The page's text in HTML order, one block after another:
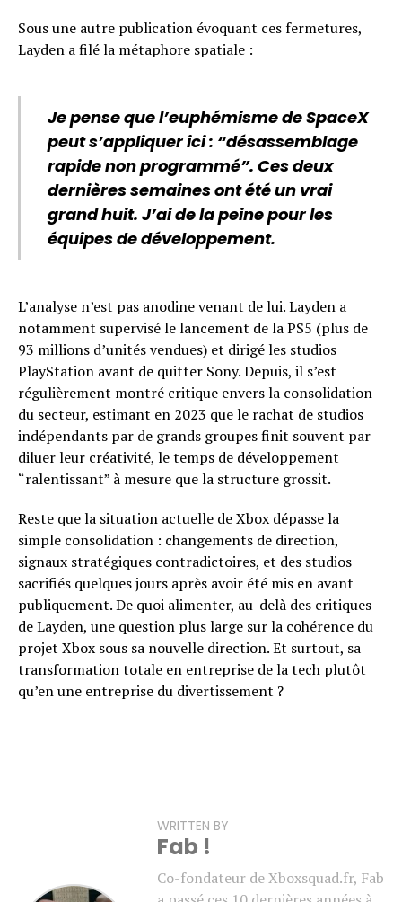
Sous une autre publication évoquant ces fermetures,
Layden a filé la métaphore spatiale :
Je pense que l’euphémisme de SpaceX
peut s’appliquer ici : “désassemblage
rapide non programmé”. Ces deux
dernières semaines ont été un vrai
grand huit. J’ai de la peine pour les
équipes de développement.
L’analyse n’est pas anodine venant de lui. Layden a
notamment supervisé le lancement de la PS5 (plus de
93 millions d’unités vendues) et dirigé les studios
PlayStation avant de quitter Sony. Depuis, il s’est
régulièrement montré critique envers la consolidation
du secteur, estimant en 2023 que le rachat de studios
indépendants par de grands groupes finit souvent par
diluer leur créativité, le temps de développement
“ralentissant” à mesure que la structure grossit.
Reste que la situation actuelle de Xbox dépasse la
simple consolidation : changements de direction,
signaux stratégiques contradictoires, et des studios
sacrifiés quelques jours après avoir été mis en avant
publiquement. De quoi alimenter, au-delà des critiques
de Layden, une question plus large sur la cohérence du
projet Xbox sous sa nouvelle direction. Et surtout, sa
transformation totale en entreprise de la tech plutôt
qu’en une entreprise du divertissement ?
WRITTEN BY
Fab !
Co-fondateur de Xboxsquad.fr, Fab